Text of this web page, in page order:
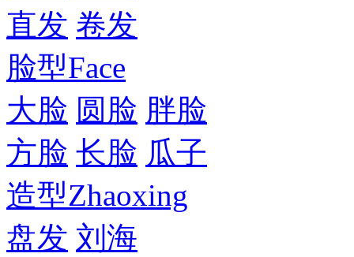
直发 卷发
脸型Face
大脸 圆脸 胖脸
方脸 长脸 瓜子
造型Zhaoxing
盘发 刘海